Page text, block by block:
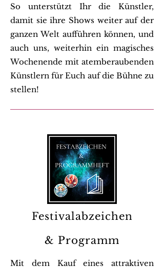
So unterstützt Ihr die Künstler,
damit sie ihre Shows weiter auf der
ganzen Welt aufführen können, und
auch uns, weiterhin ein magisches
Wochenende mit atemberaubenden
Künstlern für Euch auf die Bühne zu
stellen!
Festivalabzeichen
& Programm
Mit dem Kauf eines attraktiven